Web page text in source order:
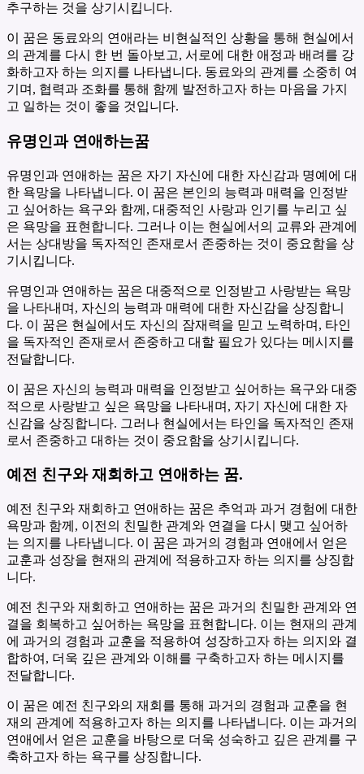
추구하는 것을 상기시킵니다.
이 꿈은 동료와의 연애라는 비현실적인 상황을 통해 현실에서
의 관계를 다시 한 번 돌아보고, 서로에 대한 애정과 배려를 강
화하고자 하는 의지를 나타냅니다. 동료와의 관계를 소중히 여
기며, 협력과 조화를 통해 함께 발전하고자 하는 마음을 가지
고 일하는 것이 좋을 것입니다.
유명인과 연애하는꿈
유명인과 연애하는 꿈은 자기 자신에 대한 자신감과 명예에 대
한 욕망을 나타냅니다. 이 꿈은 본인의 능력과 매력을 인정받
고 싶어하는 욕구와 함께, 대중적인 사랑과 인기를 누리고 싶
은 욕망을 표현합니다. 그러나 이는 현실에서의 교류와 관계에
서는 상대방을 독자적인 존재로서 존중하는 것이 중요함을 상
기시킵니다.
유명인과 연애하는 꿈은 대중적으로 인정받고 사랑받는 욕망
을 나타내며, 자신의 능력과 매력에 대한 자신감을 상징합니
다. 이 꿈은 현실에서도 자신의 잠재력을 믿고 노력하며, 타인
을 독자적인 존재로서 존중하고 대할 필요가 있다는 메시지를
전달합니다.
이 꿈은 자신의 능력과 매력을 인정받고 싶어하는 욕구와 대중
적으로 사랑받고 싶은 욕망을 나타내며, 자기 자신에 대한 자
신감을 상징합니다. 그러나 현실에서는 타인을 독자적인 존재
로서 존중하고 대하는 것이 중요함을 상기시킵니다.
예전 친구와 재회하고 연애하는 꿈.
예전 친구와 재회하고 연애하는 꿈은 추억과 과거 경험에 대한
욕망과 함께, 이전의 친밀한 관계와 연결을 다시 맺고 싶어하
는 의지를 나타냅니다. 이 꿈은 과거의 경험과 연애에서 얻은
교훈과 성장을 현재의 관계에 적용하고자 하는 의지를 상징합
니다.
예전 친구와 재회하고 연애하는 꿈은 과거의 친밀한 관계와 연
결을 회복하고 싶어하는 욕망을 표현합니다. 이는 현재의 관계
에 과거의 경험과 교훈을 적용하여 성장하고자 하는 의지와 결
합하여, 더욱 깊은 관계와 이해를 구축하고자 하는 메시지를
전달합니다.
이 꿈은 예전 친구와의 재회를 통해 과거의 경험과 교훈을 현
재의 관계에 적용하고자 하는 의지를 나타냅니다. 이는 과거의
연애에서 얻은 교훈을 바탕으로 더욱 성숙하고 깊은 관계를 구
축하고자 하는 욕구를 상징합니다.